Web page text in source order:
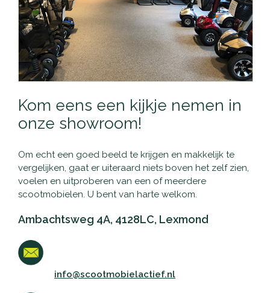
Kom eens een kijkje nemen in
onze showroom!
Om echt een goed beeld te krijgen en makkelijk te
vergelijken, gaat er uiteraard niets boven het zelf zien,
voelen en uitproberen van een of meerdere
scootmobielen. U bent van harte welkom.
Ambachtsweg 4A, 4128LC, Lexmond
info@scootmobielactief.nl